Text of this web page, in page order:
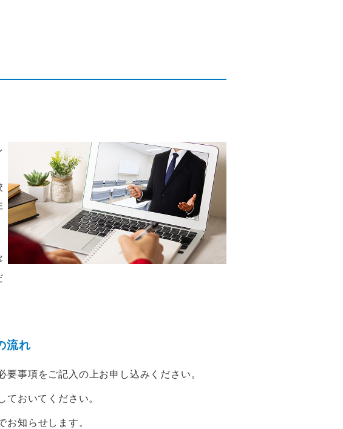
流れ
事項をご記入の上お申し込みください。
ておいてください。
お知らせします。